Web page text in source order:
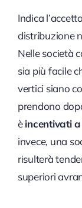
Indica
distribuzione
Nelle società
sia più facile
vertici siano
prendono
èincentivati
invece, una
risulterà
superiori